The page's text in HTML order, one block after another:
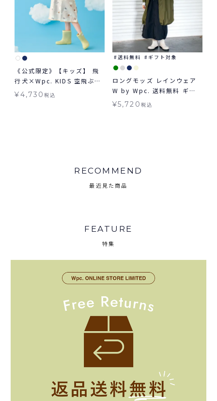
《公式限定》【キッズ】 飛
行犬×Wpc. KIDS 空飛ぶレ
インコート 子ども用 キッズ
¥4,730税込
送料無料 ギフト対象
ロングモッズ レインウェア
W by Wpc. 送料無料 ギフ
ト対象
¥5,720 税込
RECOMMEND
最近見た商品
FEATURE
特集